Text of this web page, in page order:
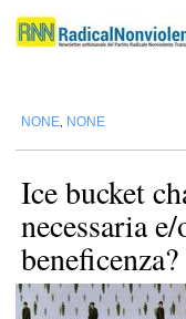
NONE NONE
Ice bucket
necessaria
beneficenza?